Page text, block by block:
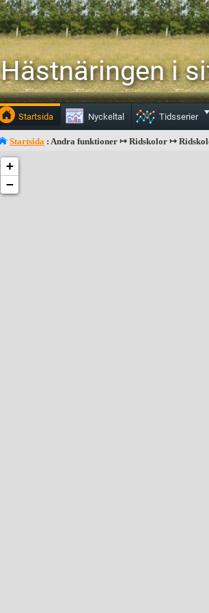
Hästnäringen i
Startsida Nyckeltal Tidsserier
Startsida : Andra funktioner ↦ Ridskolor ↦
+
−